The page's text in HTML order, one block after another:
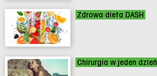
Zdrowa dieta DASH
Chirurgia w jeden dzień